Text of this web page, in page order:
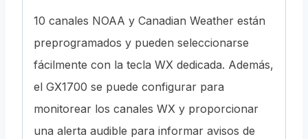
10 canales NOAA y Canadian Weather están
preprogramados y pueden seleccionarse
fácilmente con la tecla WX dedicada. Además,
el GX1700 se puede configurar para
monitorear los canales WX y proporcionar
una alerta audible para informar avisos de